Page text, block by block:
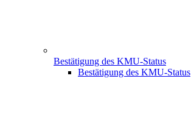
Bestätigung des KMU-Status
Bestätigung des KMU-Status